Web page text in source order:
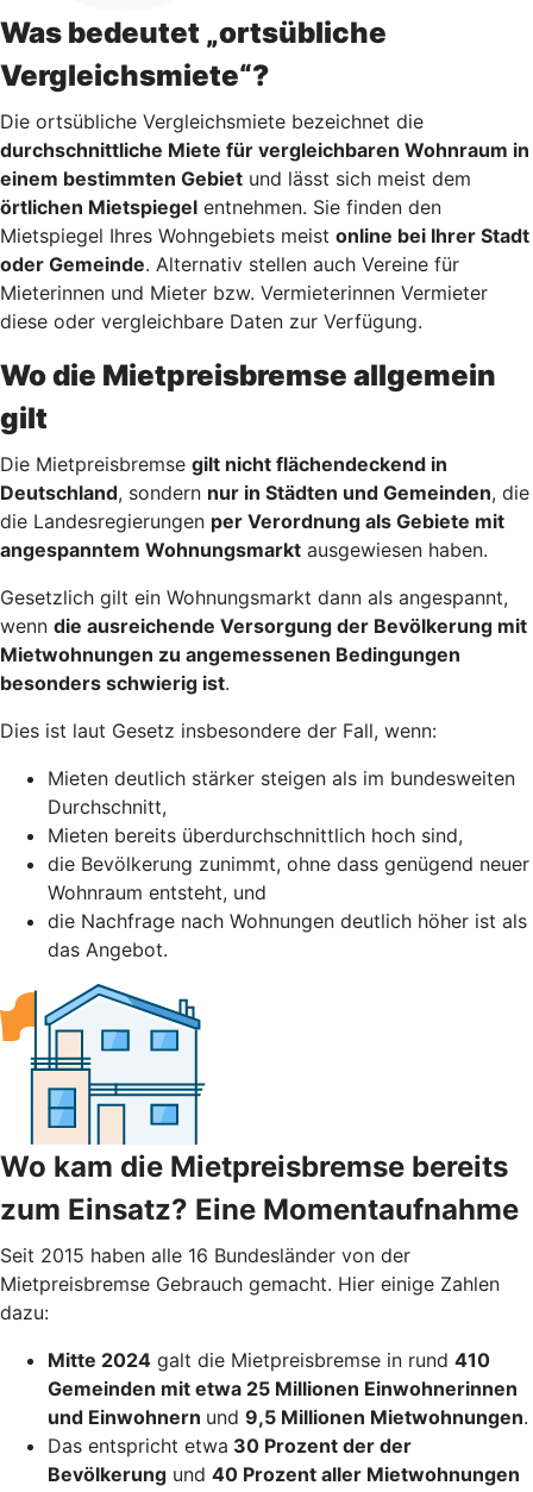
Was bedeutet „ortsübliche
Vergleichsmiete“?
Die ortsübliche Vergleichsmiete bezeichnet die
durchschnittliche Miete für vergleichbaren Wohnraum in
einem bestimmten Gebiet und lässt sich meist dem
örtlichen Mietspiegel entnehmen. Sie finden den
Mietspiegel Ihres Wohngebiets meist online bei Ihrer Stadt
oder Gemeinde. Alternativ stellen auch Vereine für
Mieterinnen und Mieter bzw. Vermieterinnen Vermieter
diese oder vergleichbare Daten zur Verfügung.
Wo die Mietpreisbremse allgemein
gilt
Die Mietpreisbremse gilt nicht flächendeckend in
Deutschland, sondern nur in Städten und Gemeinden, die
die Landesregierungen per Verordnung als Gebiete mit
angespanntem Wohnungsmarkt ausgewiesen haben.
Gesetzlich gilt ein Wohnungsmarkt dann als angespannt,
wenn die ausreichende Versorgung der Bevölkerung mit
Mietwohnungen zu angemessenen Bedingungen
besonders schwierig ist.
Dies ist laut Gesetz insbesondere der Fall, wenn:
Mieten deutlich stärker steigen als im bundesweiten
Durchschnitt,
Mieten bereits überdurchschnittlich hoch sind,
die Bevölkerung zunimmt, ohne dass genügend neuer
Wohnraum entsteht, und
die Nachfrage nach Wohnungen deutlich höher ist als
das Angebot.
Wo kam die Mietpreisbremse bereits
zum Einsatz? Eine Momentaufnahme
Seit 2015 haben alle 16 Bundesländer von der
Mietpreisbremse Gebrauch gemacht. Hier einige Zahlen
dazu:
Mitte 2024 galt die Mietpreisbremse in rund 410
Gemeinden mit etwa 25 Millionen Einwohnerinnen
und Einwohnern und 9,5 Millionen Mietwohnungen.
Das entspricht etwa 30 Prozent der der
Bevölkerung und 40 Prozent aller Mietwohnungen